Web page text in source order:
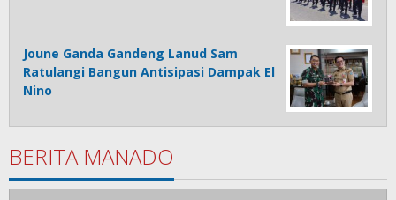
Joune Ganda Gandeng Lanud Sam
Ratulangi Bangun Antisipasi Dampak El
Nino
BERITA MANADO